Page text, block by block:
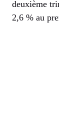
deuxième
2,6 % au